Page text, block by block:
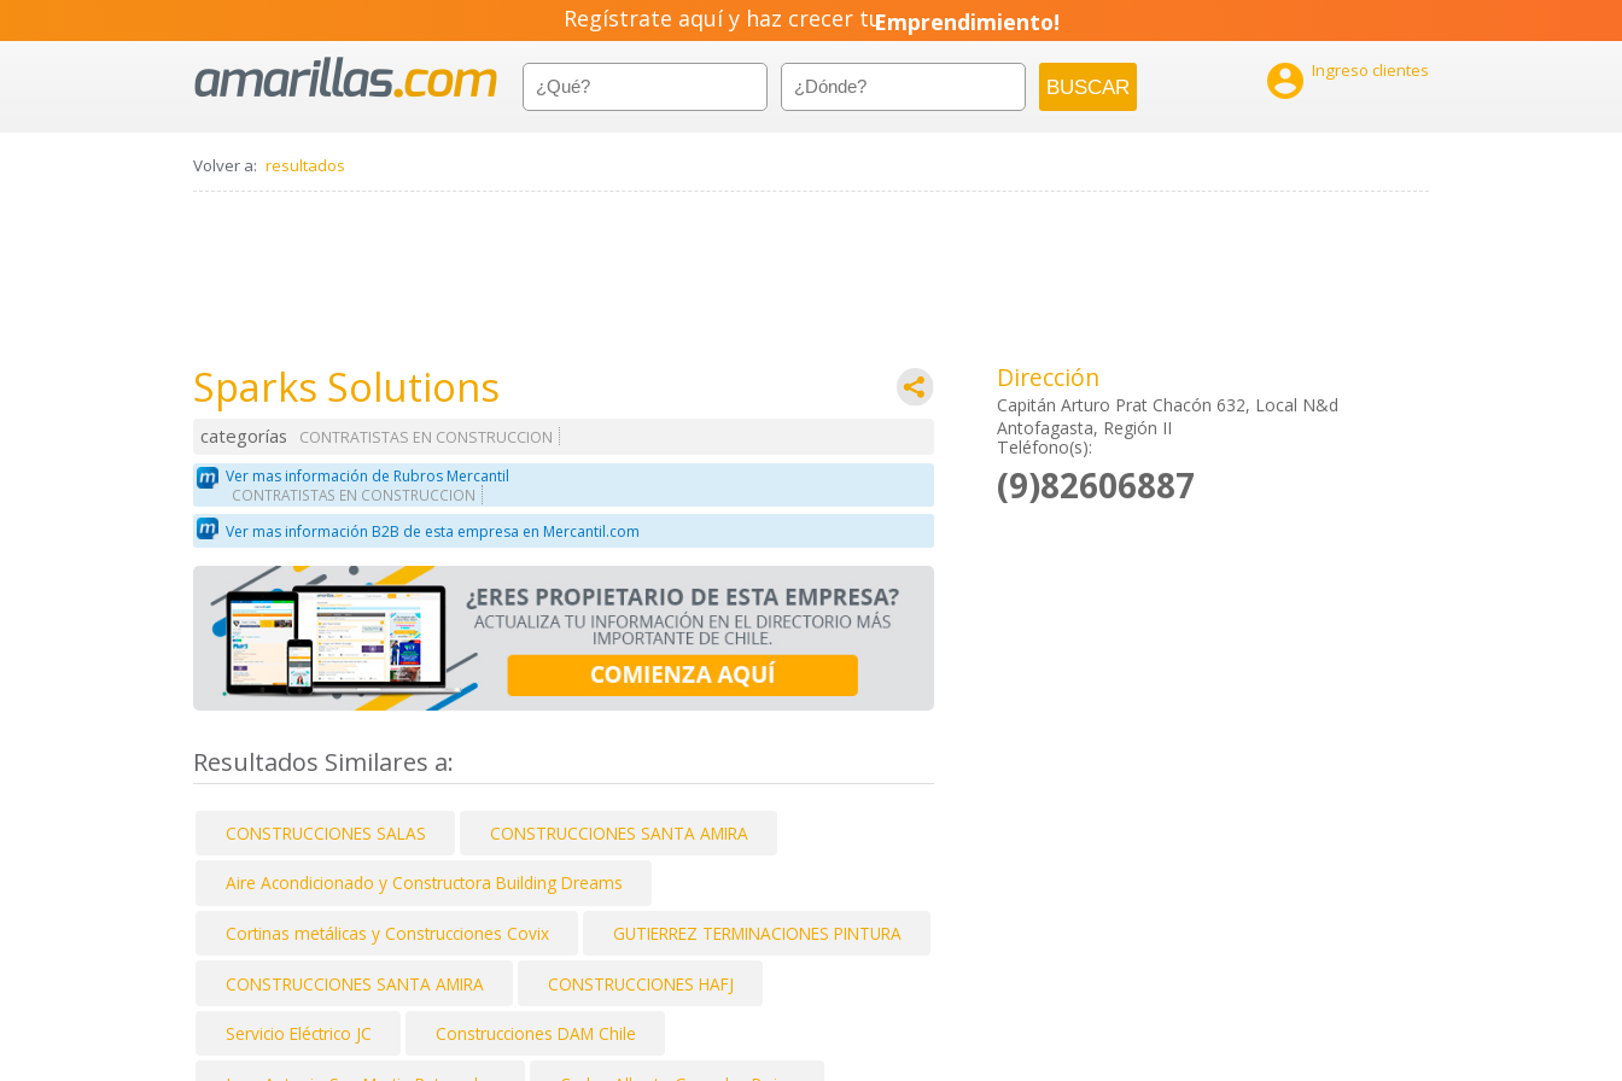
Regístrate aquí y haz crecer tuEmprendimiento!
 Ingreso clientes
Volver a: resultados
Sparks Solutions
categorías
CONTRATISTAS EN CONSTRUCCION
Ver mas información de Rubros Mercantil
CONTRATISTAS EN CONSTRUCCION
Ver mas información B2B de esta empresa en Mercantil.com
Resultados Similares a:
CONSTRUCCIONES SALAS CONSTRUCCIONES SANTA AMIRA
Aire Acondicionado y Constructora Building Dreams
Cortinas metálicas y Construcciones Covix GUTIERREZ TERMINACIONES PINTURA
CONSTRUCCIONES SANTA AMIRA CONSTRUCCIONES HAFJ
Servicio Eléctrico JC Construcciones DAM Chile
Dirección
Capitán Arturo Prat Chacón 632, Local N&d
Antofagasta, Región II
Teléfono(s):
(9)82606887